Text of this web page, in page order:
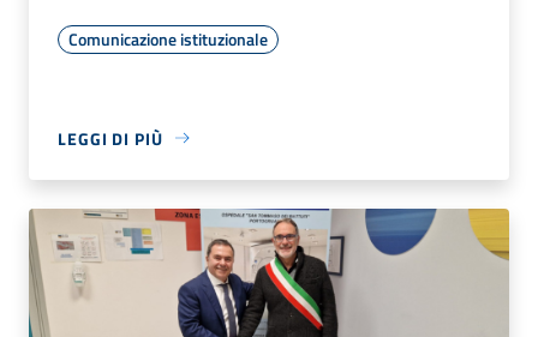
Comunicazione istituzionale
LEGGI DI PIÙ